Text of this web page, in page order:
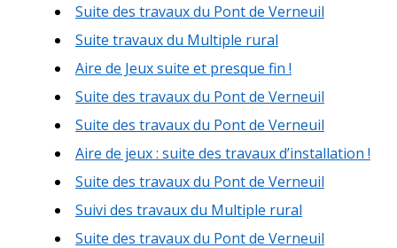
Suite des travaux du Pont de Verneuil
Suite travaux du Multiple rural
Aire de Jeux suite et presque fin !
Suite des travaux du Pont de Verneuil
Suite des travaux du Pont de Verneuil
Aire de jeux : suite des travaux d’installation !
Suite des travaux du Pont de Verneuil
Suivi des travaux du Multiple rural
Suite des travaux du Pont de Verneuil